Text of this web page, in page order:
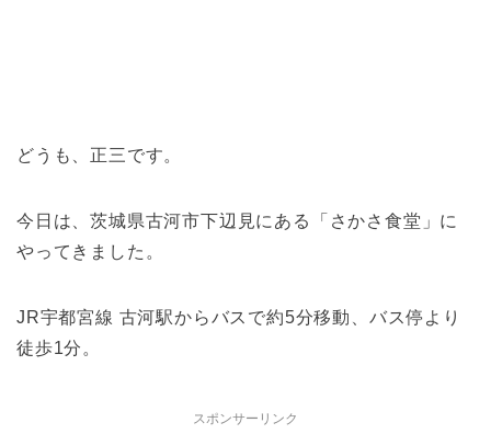
どうも、正三です。
今日は、茨城県古河市下辺見にある「さかさ食堂」に
やってきました。
JR宇都宮線 古河駅からバスで約5分移動、バス停より
徒歩1分。
スポンサーリンク